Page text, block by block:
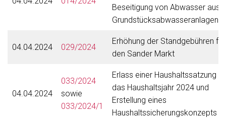
Beseitigung von Abwasser aus
Grundstücksabwasseranlagen
04.04.2024 029/2024
Erhöhung der Standgebühren für
den Sander Markt
04.04.2024
033/2024
sowie
033/2024/1
Erlass einer Haushaltssatzung
das Haushaltsjahr 2024 und
Erstellung eines
Haushaltssicherungskonzepts